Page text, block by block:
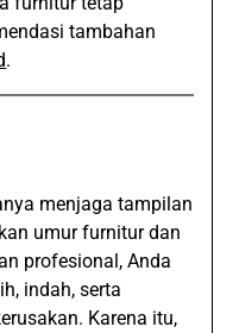
tambahan
.
menjaga tampilan
umur furnitur dan
profesional, Anda
indah, serta
Karena itu,